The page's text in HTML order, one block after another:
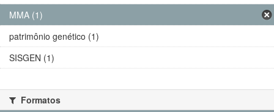
MMA (1)
patrimônio genético (1)
SISGEN (1)
Formatos